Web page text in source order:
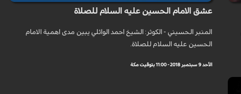
عشق الامام الحسين عليه السلام للصلاة
المنبر الحسيني - الكوثر: الشيخ احمد الوائلي يبين مدى اهمية الامام
الحسين عليه السلام للصلاة.
الأحد 9 سبتمبر 2018 - 11:00 بتوقيت مكة